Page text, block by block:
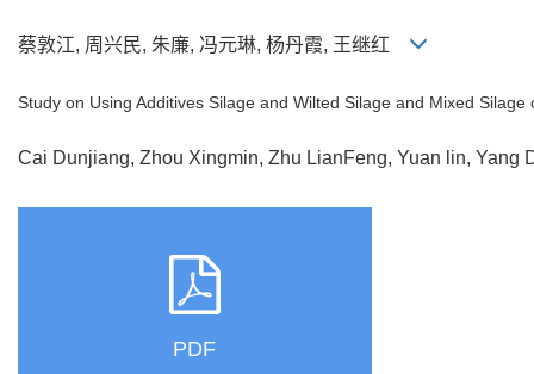
蔡敦江, 周兴民, 朱廉, 冯元琳, 杨丹霞, 王继红
Study on Using Additives Silage and Wilted Silage and Mixed Silage
Cai Dunjiang, Zhou Xingmin, Zhu LianFeng, Yuan lin,
PDF